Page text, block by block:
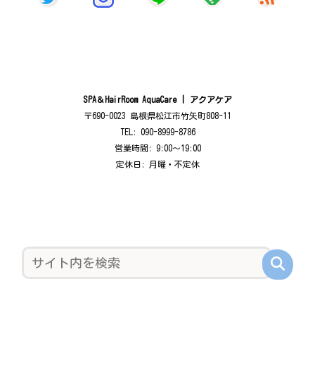
SPA＆HairRoom AquaCare | アクアケア
〒690-0023 島根県松江市竹矢町808-11
TEL: 090-8999-8786
営業時間: 9:00〜19:00
定休日: 月曜・不定休